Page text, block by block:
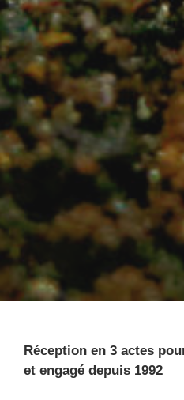
Réception en 3 actes
et engagé depuis 1992